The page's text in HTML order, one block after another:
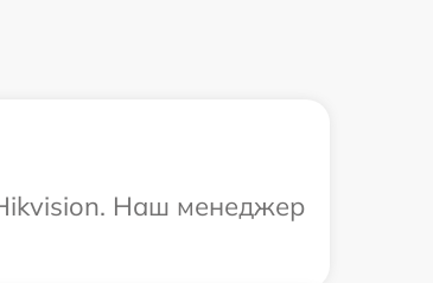
Наш менеджер